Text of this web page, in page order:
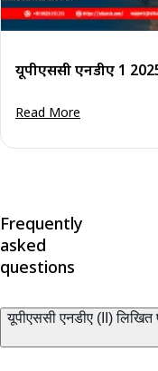
यूपीएससी एनडीए 1
Read More
Frequently
asked
questions
यूपीएससी एनडीए (II) लिखित